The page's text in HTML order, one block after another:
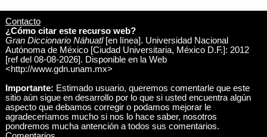
Contacto
¿Cómo citar este recurso web?
Gran Diccionario Náhuatl[en línea]. Universidad Nacional
Autónoma de México [Ciudad Universitaria, México D.F.]: 2012
[ref del 08-08-2026]. Disponible en la Web
<http://www.gdn.unam.mx>
Importante: Estimado usuario, queremos comentarle que este
sitio aún sigue en desarrollo por lo que si usted encuentra algún
aspecto que debamos corregir o podamos mejorar le
agradeceríamos mucho si nos lo hace saber, nosotros
pondremos mucha antención a todos sus comentarios.